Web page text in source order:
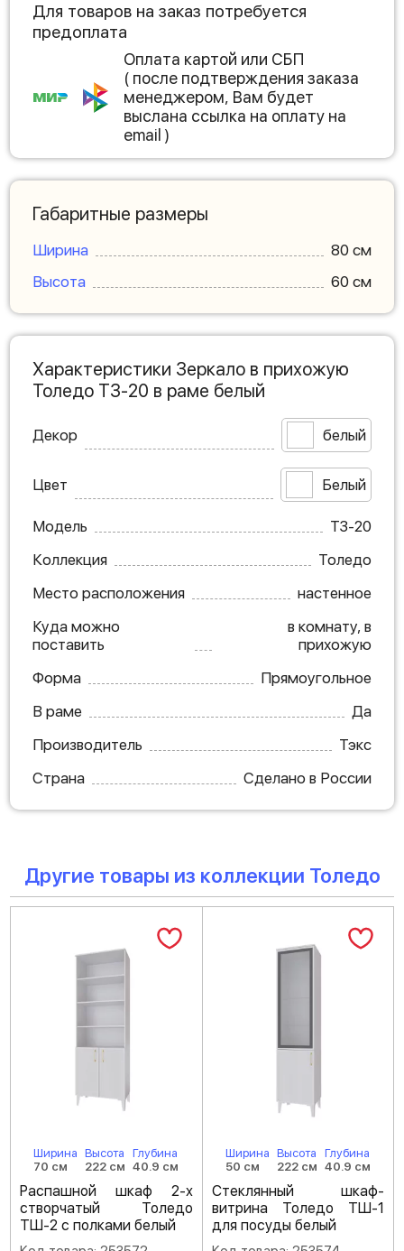
Для товаров на заказ потребуется
предоплата
Оплата картой или СБП
( после подтверждения заказа
менеджером, Вам будет
выслана ссылка на оплату на
email )
Габаритные размеры
Ширина
80 см
Высота
60 см
Характеристики Зеркало в прихожую
Толедо ТЗ-20 в раме белый
Декор белый
Цвет Белый
Модель
ТЗ-20
Коллекция
Толедо
Место расположения
настенное
Куда можно
поставить
в комнату, в
прихожую
Форма
Прямоугольное
В раме
Да
Производитель
Тэкс
Страна
Сделано в России
Другие товары из коллекции Толедо
Ширина
70 см
Высота
222 см
Глубина
40.9 см
Распашной шкаф 2-х
створчатый Толедо
ТШ-2 с полками белый
Ширина
50 см
Высота
222 см
Глубина
40.9 см
Стеклянный шкаф-
витрина Толедо ТШ-1
для посуды белый